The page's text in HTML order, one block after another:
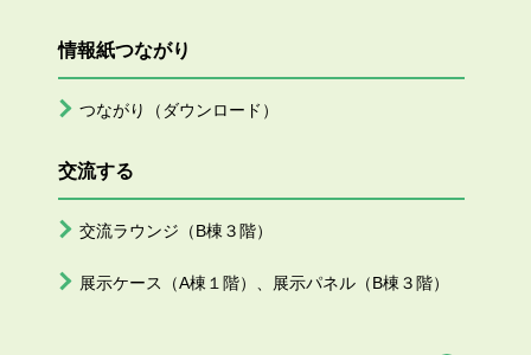
情報紙つながり
つながり（ダウンロード）
交流する
交流ラウンジ（B棟３階）
展示ケース（A棟１階）、展示パネル（B棟３階）